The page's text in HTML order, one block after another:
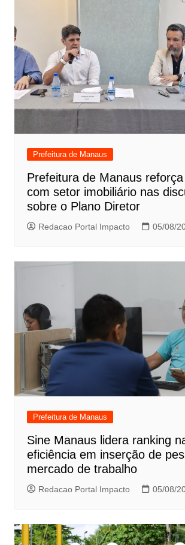
Prefeitura de Manaus
Prefeitura de Manaus
com setor imobiliário nas
sobre o Plano Diretor
Redacao Portal Impacto 05/08/
Prefeitura de Manaus
Sine Manaus lidera ranking
eficiência em inserção de
mercado de trabalho
Redacao Portal Impacto 05/08/